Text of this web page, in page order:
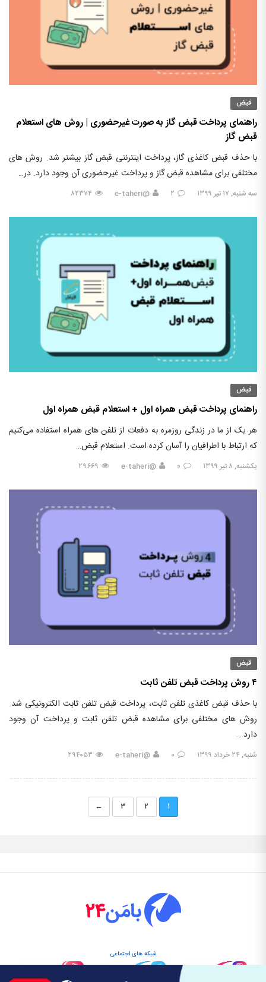
قبض
راهنمای پرداخت قبض گاز به صورت غیرحضوری | روش های استعلام
قبض گاز
با حذف قبض کاغذی گاز، پرداخت اینترنتی قبض گاز بیشتر شد. روش های
مختلفی برای مشاهده قبض گاز و پرداخت غیرحضوری آن وجود دارد. در…
سه شنبه, ۱۷ تیر ۱۳۹۹ ۲ @e-taheri ۸۲۳۷۴
قبض
راهنمای پرداخت قبض همراه اول + استعلام قبض همراه اول
هر یک از ما در زندگی روزمره به دفعات از تلفن های همراه استفاده می‌کنیم
که ارتباط با اطرافیان را آسان کرده است. استعلام قبض…
یکشنبه, ۸ تیر ۱۳۹۹ ۰ @e-taheri ۲۹۶۶۹
قبض
۴ روش پرداخت قبض تلفن ثابت
با حذف قبض کاغذی تلفن ثابت، پرداخت قبض تلفن ثابت الکترونیکی شد.
روش های مختلفی برای مشاهده قبض تلفن ثابت و پرداخت آن وجود
دارد….
شنبه, ۲۴ خرداد ۱۳۹۹ ۰ @e-taheri ۲۹۴۰۵۳
۱ ۲ ۳ ←
شبکه های اجتماعی
@Baman۲۴ @Baman۲۴ @Baman۲۴